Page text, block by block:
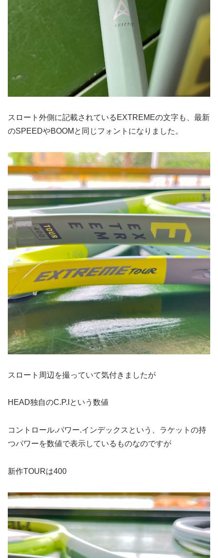
スロート外側に記載されているEXTREMEの文字も、最新
のSPEEDやBOOMと同じフォントになりました。
スロート周辺を撮っていて気付きましたが
HEAD独自のC.P.Iという数値
コントロール.パワー.インデックスという、ラケットの持
つパワーを数値で表示しているものなのですが
新作TOURは400